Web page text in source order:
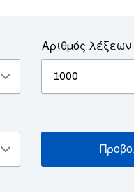
Αριθμός λέξεων